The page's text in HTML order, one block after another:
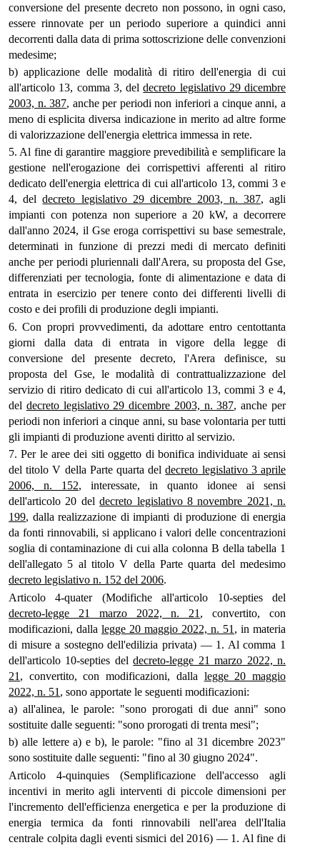
conversione del presente decreto non possono, in ogni caso,
essere rinnovate per un periodo superiore a quindici anni
decorrenti dalla data di prima sottoscrizione delle convenzioni
medesime;
b) applicazione delle modalità di ritiro dell'energia di cui
all'articolo 13, comma 3, deldecreto legislativo 29 dicembre
2003, n. 387, anche per periodi non inferiori a cinque anni, a
meno di esplicita diversa indicazione in merito ad altre forme
di valorizzazione dell'energia elettrica immessa in rete.
5. Al fine di garantire maggiore prevedibilità e semplificare la
gestione nell'erogazione dei corrispettivi afferenti al ritiro
dedicato dell'energia elettrica di cui all'articolo 13, commi 3 e
4, deldecreto legislativo 29 dicembre 2003, n. 387, agli
impianti con potenza non superiore a 20 kW, a decorrere
dall'anno 2024, il Gse eroga corrispettivi su base semestrale,
determinati in funzione di prezzi medi di mercato definiti
anche per periodi pluriennali dall'Arera, su proposta del Gse,
differenziati per tecnologia, fonte di alimentazione e data di
entrata in esercizio per tenere conto dei differenti livelli di
costo e dei profili di produzione degli impianti.
6. Con propri provvedimenti, da adottare entro centottanta
giorni dalla data di entrata in vigore della legge di
conversione del presente decreto, l'Arera definisce, su
proposta del Gse, le modalità di contrattualizzazione del
servizio di ritiro dedicato di cui all'articolo 13, commi 3 e 4,
del decreto legislativo 29 dicembre 2003, n. 387, anche per
periodi non inferiori a cinque anni, su base volontaria per tutti
gli impianti di produzione aventi diritto al servizio.
7. Per le aree dei siti oggetto di bonifica individuate ai sensi
del titolo V della Parte quarta deldecreto legislativo 3 aprile
2006, n. 152, interessate, in quanto idonee ai sensi
dell'articolo 20 deldecreto legislativo 8 novembre 2021, n.
199, dalla realizzazione di impianti di produzione di energia
da fonti rinnovabili, si applicano i valori delle concentrazioni
soglia di contaminazione di cui alla colonna B della tabella 1
dell'allegato 5 al titolo V della Parte quarta del medesimo
decreto legislativo n. 152 del 2006.
Articolo 4-quater (Modifiche all'articolo 10-septies del
decreto-legge 21 marzo 2022, n. 21 , convertito, con
modificazioni, dalla legge 20 maggio 2022, n. 51 , in materia
di misure a sostegno dell'edilizia privata) — 1. Al comma 1
dell'articolo 10-septies deldecreto-legge 21 marzo 2022, n.
21 , convertito, con modificazioni, dalla legge 20 maggio
2022, n. 51 , sono apportate le seguenti modificazioni:
a) all'alinea, le parole: "sono prorogati di due anni" sono
sostituite dalle seguenti: "sono prorogati di trenta mesi";
b) alle lettere a) e b), le parole: "fino al 31 dicembre 2023"
sono sostituite dalle seguenti: "fino al 30 giugno 2024".
Articolo 4-quinquies (Semplificazione dell'accesso agli
incentivi in merito agli interventi di piccole dimensioni per
l'incremento dell'efficienza energetica e per la produzione di
energia termica da fonti rinnovabili nell'area dell'Italia
centrale colpita dagli eventi sismici del 2016) — 1. Al fine di